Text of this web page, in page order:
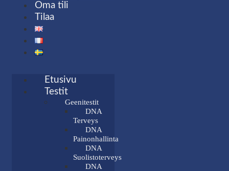
Oma tili
Tilaa
Etusivu
Testit
Geenitestit
DNA
Terveys
DNA
Painonhallinta
DNA
Suolistoterveys
DNA